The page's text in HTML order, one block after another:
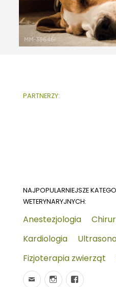
PARTNERZY:
NAJPOPULARNIEJSZE
WETERYNARYJNYCH:
Anestezjologia
Kardiologia
Fizjoterapia zwierząt